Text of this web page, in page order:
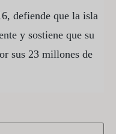
defiende que la isla
y sostiene que su
sus 23 millones de